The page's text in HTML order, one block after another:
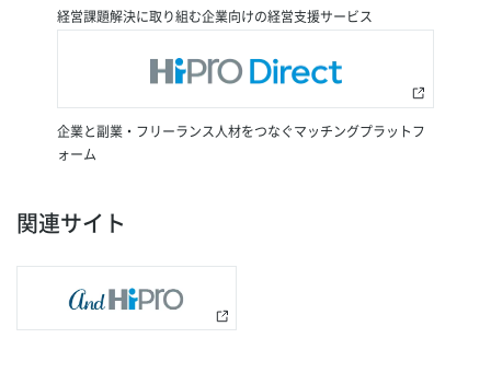
経営課題解決に取り組む企業向けの経営支援サービス
企業と副業・フリーランス人材をつなぐマッチングプラットフ
ォーム
関連サイト